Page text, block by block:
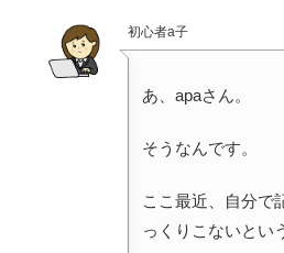
初心者a子
あ、apaさん。
そうなんです。
ここ最近、自分で
っくりこないとい